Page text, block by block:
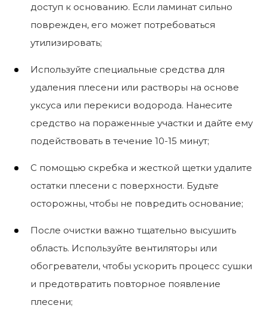
доступ к основанию. Если ламинат сильно
поврежден, его может потребоваться
утилизировать;
Используйте специальные средства для
удаления плесени или растворы на основе
уксуса или перекиси водорода. Нанесите
средство на пораженные участки и дайте ему
подействовать в течение 10-15 минут;
С помощью скребка и жесткой щетки удалите
остатки плесени с поверхности. Будьте
осторожны, чтобы не повредить основание;
После очистки важно тщательно высушить
область. Используйте вентиляторы или
обогреватели, чтобы ускорить процесс сушки
и предотвратить повторное появление
плесени;